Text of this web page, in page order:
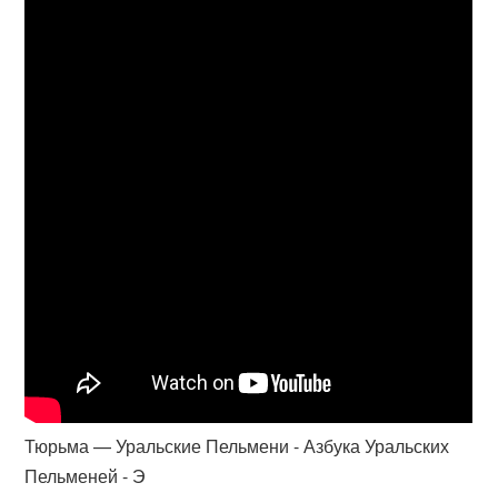
Тюрьма — Уральские Пельмени - Азбука Уральских
Пельменей - Э